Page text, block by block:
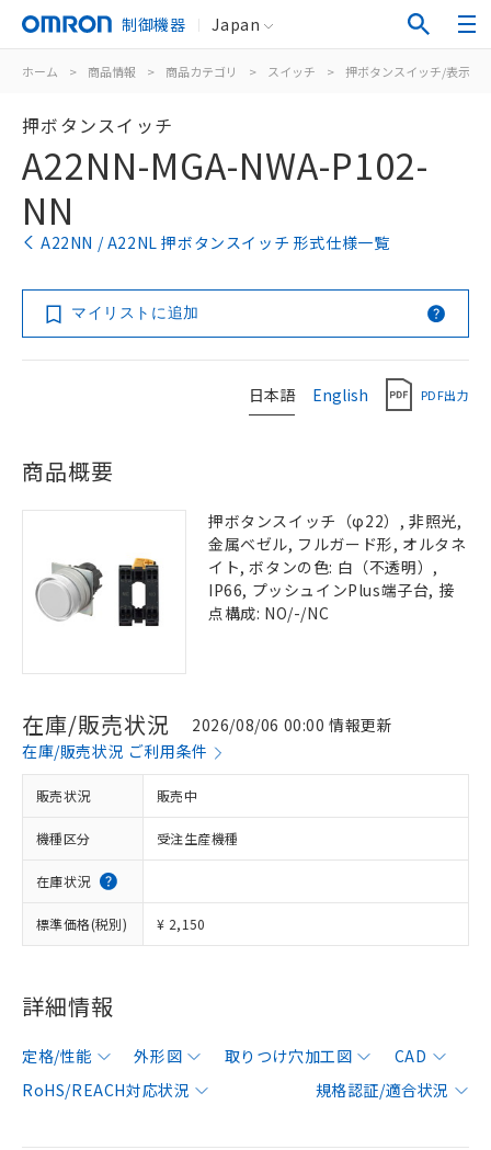
制御機器 Japan
ホーム > 商品情報 > 商品カテゴリ > スイッチ > 押ボタンスイッチ/表示灯
押ボタンスイッチ
A22NN-MGA-NWA-P102-
NN
A22NN / A22NL 押ボタンスイッチ 形式仕様一覧
マイリストに追加
日本語 English PDF出力
商品概要
押ボタンスイッチ（φ22）, 非照光,
金属ベゼル, フルガード形, オルタネ
イト, ボタンの色: 白（不透明）,
IP66, プッシュインPlus端子台, 接
点構成: NO/-/NC
在庫/販売状況
2026/08/06 00:00 情報更新
在庫/販売状況 ご利用条件
販売状況 販売中
機種区分 受注生産機種
在庫状況
標準価格(税別) ¥ 2,150
詳細情報
定格/性能 外形図 取りつけ穴加工図
CAD
RoHS/REACH対応状況
規格認証/適合状況